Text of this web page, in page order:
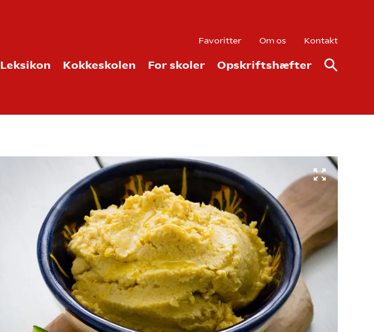
Favoritter Om os Kontakt
Leksikon Kokkeskolen For skoler Opskriftshæfter